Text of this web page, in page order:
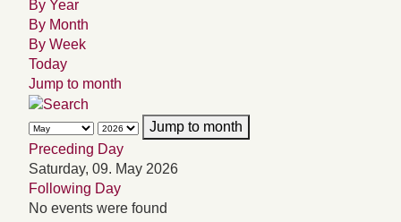
By Year
By Month
By Week
Today
Jump to month
Jump to month
Preceding Day
Saturday, 09. May 2026
Following Day
No events were found